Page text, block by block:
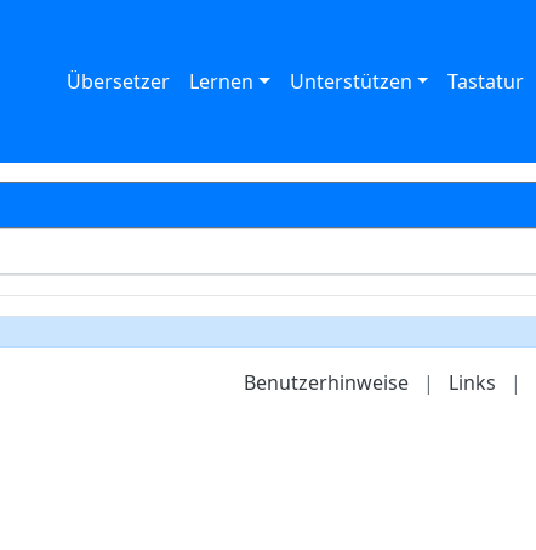
Übersetzer Lernen Unterstützen Tastatur
Benutzerhinweise | Links |